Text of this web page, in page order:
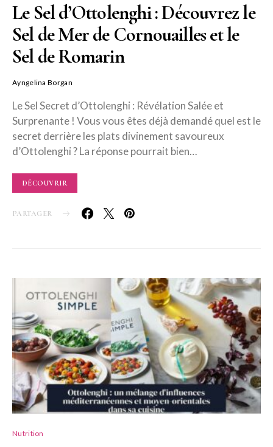
Le Sel d’Ottolenghi : Découvrez le
Sel de Mer de Cornouailles et le
Sel de Romarin
Ayngelina Borgan
Le Sel Secret d’Ottolenghi : Révélation Salée et
Surprenante ! Vous vous êtes déjà demandé quel est le
secret derrière les plats divinement savoureux
d’Ottolenghi ? La réponse pourrait bien…
DÉCOUVRIR
PARTAGER
Nutrition